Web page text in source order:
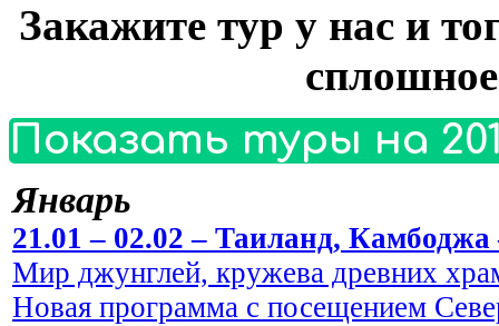
Закажите тур у нас и
Показать туры на
Январь
21.01 – 02.02 – Таиланд,
Мир джунглей, кружева древних
Новая программа с посещением